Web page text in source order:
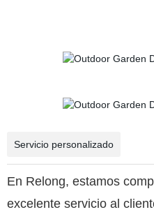
Servicio personalizado
En Relong, estamos
excelente servicio al